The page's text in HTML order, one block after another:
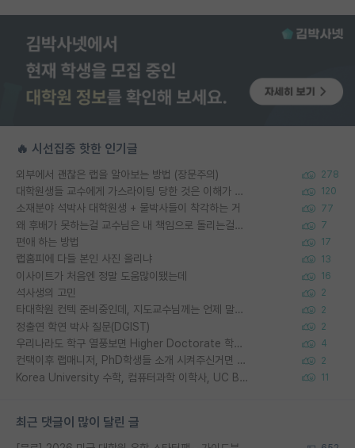
🔥 시선집중 핫한 인기글
외부에서 괜찮은 랩을 알아보는 방법 (장문주의) 278
대학원생들 교수에게 가스라이팅 당한 것은 이해가 갑니다. 안타깝네요. 120
소재분야 석박사 대학원생 + 물박사들이 착각하는 거 77
왜 후배가 못하는걸 교수님은 내 책임으로 돌리는걸까요? 7
편애 하는 방법 17
랩홈피에 다들 본인 사진 올리냐 13
이사이트가 처음엔 정말 도움많이됐는데 16
석사생의 고민 2
타대학원 컨텍 준비중인데, 지도교수님께는 언제 말씀드려야 할까요? 2
정출연 학연 박사 질문(DGIST) 2
우리나라도 학구 열풍보면 Higher Doctorate 학위가 필요하다고 봅니다. 4
컨택이후 랩매니저, PhD학생들 소개 시켜주신거면 거의 컨펌에 가깝나요? 2
Korea University 수학, 컴퓨터과학 이학사, UC Berkeley 산업공학 대학원 공학박사가 되는 것은 쉽지 않겠죠? 11
최근 댓글이 많이 달린 글